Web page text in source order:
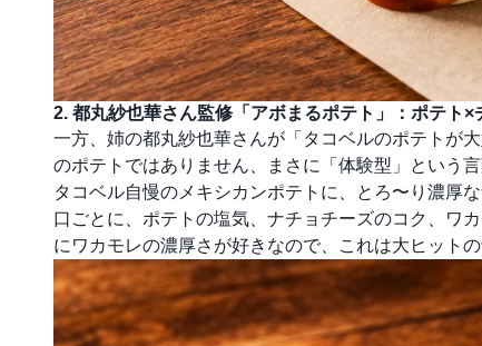
2. 都丸紗也華さん監修「アボまるポテト」：ポテト×
一方、姉の都丸紗也華さんが「タコベルのポテトが
のポテトではありません、まさに「体験型」という言
タコベル自慢のメキシカンポテトに、とろ〜り濃厚
口ごとに、ポテトの塩気、ナチョチーズのコク、ワ
にワカモレの濃厚さが好きなので、これは大ヒット